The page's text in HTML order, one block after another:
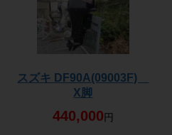
スズキ DF90A(09003F)
X脚
440,000 円